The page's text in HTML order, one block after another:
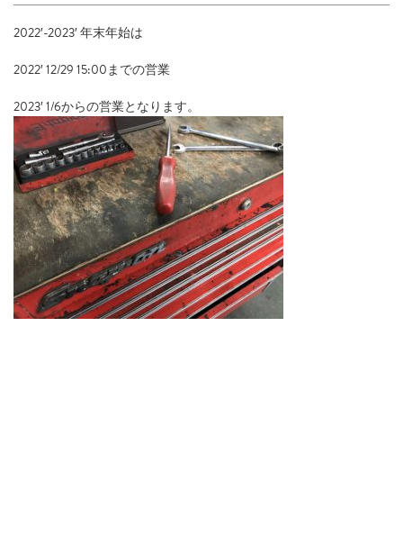
2022′-2023′ 年末年始は
2022′ 12/29 15:00までの営業
2023′ 1/6からの営業となります。